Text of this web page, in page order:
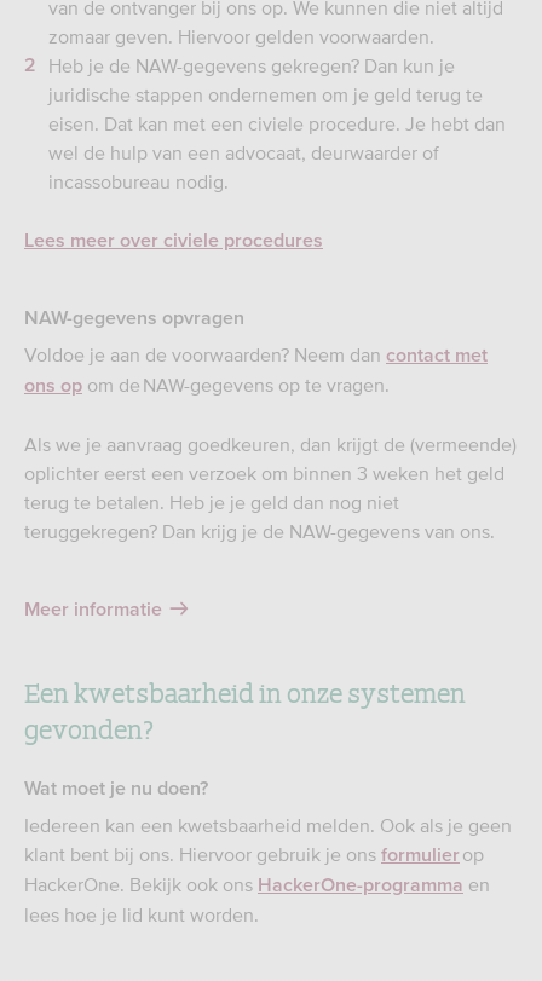
van de ontvanger bij ons op. We kunnen die niet altijd
zomaar geven. Hiervoor gelden voorwaarden.
Heb je de NAW-gegevens gekregen? Dan kun je
juridische stappen ondernemen om je geld terug te
eisen. Dat kan met een civiele procedure. Je hebt dan
wel de hulp van een advocaat, deurwaarder of
incassobureau nodig.
Lees meer over civiele procedures
NAW-gegevens opvragen
Voldoe je aan de voorwaarden? Neem dan contact met
ons op om de NAW-gegevens op te vragen.
Als we je aanvraag goedkeuren, dan krijgt de (vermeende)
oplichter eerst een verzoek om binnen 3 weken het geld
terug te betalen. Heb je je geld dan nog niet
teruggekregen? Dan krijg je de NAW-gegevens van ons.
Meer informatie
Een kwetsbaarheid in onze systemen
gevonden?
Wat moet je nu doen?
Iedereen kan een kwetsbaarheid melden. Ook als je geen
klant bent bij ons. Hiervoor gebruik je ons formulier op
HackerOne. Bekijk ook ons HackerOne-programma en
lees hoe je lid kunt worden.